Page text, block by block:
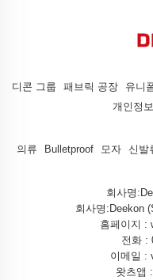
디콘 그룹 패브릭 공장 유니
개인정
의류 Bulletproof 모자 신발
회사명
회사명:Deekon
홈페이지 :
전화 :
이메일 :
왓츠앱 :